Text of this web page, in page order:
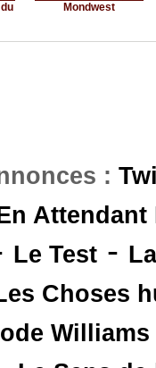
Mondwest
:
Le Test -
Choses
Williams